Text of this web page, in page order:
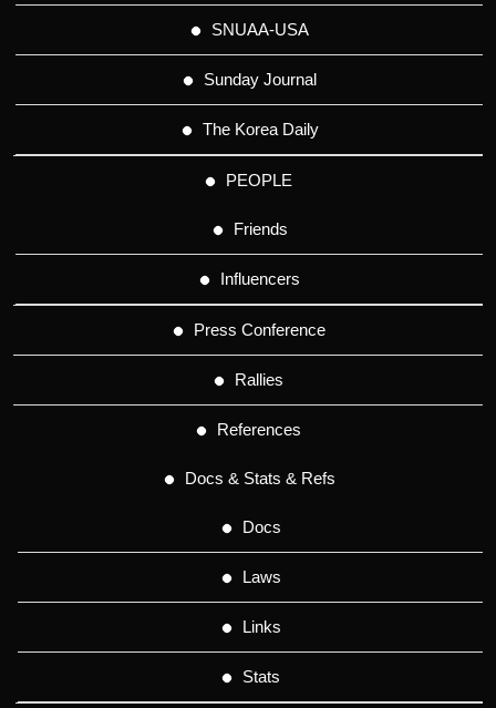
SNUAA-USA
Sunday Journal
The Korea Daily
PEOPLE
Friends
Influencers
Press Conference
Rallies
References
Docs & Stats & Refs
Docs
Laws
Links
Stats